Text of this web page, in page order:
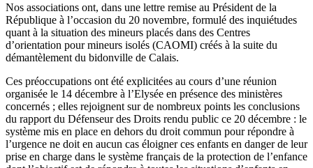
Nos associations ont, dans une lettre remise au Président de la
République à l’occasion du 20 novembre, formulé des inquiétudes
quant à la situation des mineurs placés dans des Centres
d’orientation pour mineurs isolés (CAOMI) créés à la suite du
démantèlement du bidonville de Calais.
Ces préoccupations ont été explicitées au cours d’une réunion
organisée le 14 décembre à l’Elysée en présence des ministères
concernés ; elles rejoignent sur de nombreux points les conclusions
du rapport du Défenseur des Droits rendu public ce 20 décembre : le
système mis en place en dehors du droit commun pour répondre à
l’urgence ne doit en aucun cas éloigner ces enfants en danger de leur
prise en charge dans le système français de la protection de l’enfance